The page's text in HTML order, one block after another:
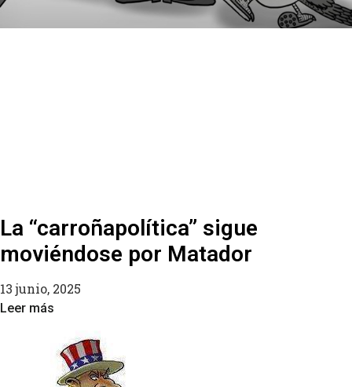
La “carroñapolítica” sigue
moviéndose por Matador
13 junio, 2025
Leer más